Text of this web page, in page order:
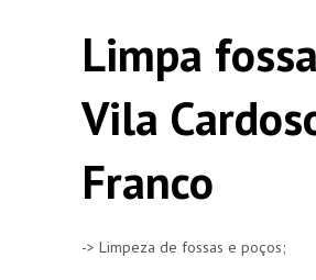
Limpa
Vila
Franco
-> Limpeza de fossas e poços;